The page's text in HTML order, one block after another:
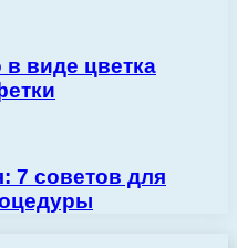
в виде цветка
7 советов для